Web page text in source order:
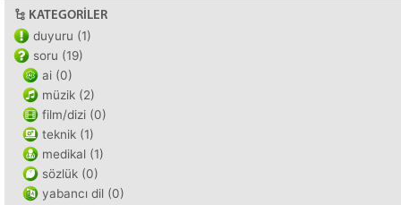
KATEGORILER
duyuru (1)
soru (19)
ai (0)
müzik (2)
film/dizi (0)
teknik (1)
medikal (1)
sözlük (0)
yabancı dil (0)